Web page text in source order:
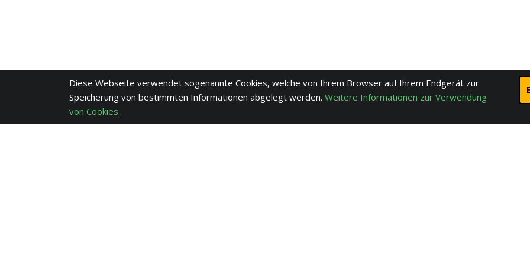
Diese Webseite verwendet sogenannte Cookies, welche von Ihrem Browser auf Ihrem Endgerät zur
Speicherung von bestimmten Informationen abgelegt werden. Weitere Informationen zur Verwendung
von Cookies..